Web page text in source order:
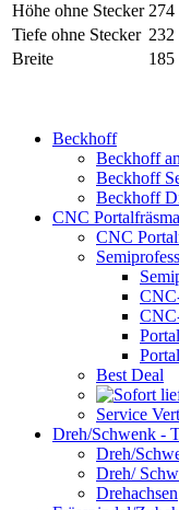
Höhe ohne Stecker 274
Tiefe ohne Stecker 232
Breite
185
Beckhoff
Beckhoff
Beckhoff
Beckhoff
CNC
CNC
Best Deal
Service
Dreh/Schwenk -
Dreh/
Dreh/
Drehachsen